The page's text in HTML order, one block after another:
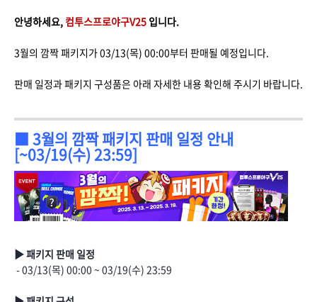
안녕하세요, 컴투스프로야구V25 입니다.
3월의 깜짝 패키지가 03/13(목) 00:00부터 판매될 예정입니다.
판매 일정과 패키지 구성품은 아래 자세한 내용 확인해 주시기 바랍니다.
■ 3월의 깜짝 패키지 판매 일정 안내
[~03/19(수) 23:59]
▶ 패키지 판매 일정
- 03/13(목) 00:00 ~ 03/19(수) 23:59